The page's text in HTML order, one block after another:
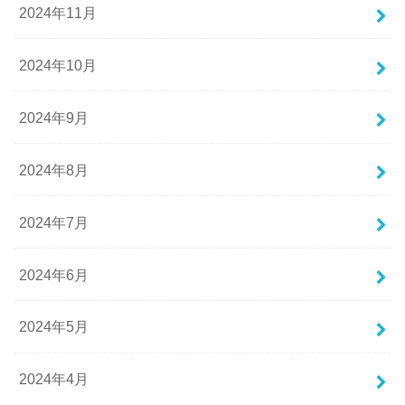
2024年11月
2024年10月
2024年9月
2024年8月
2024年7月
2024年6月
2024年5月
2024年4月